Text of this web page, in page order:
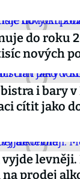
do roku
nových
i bary v
cítit jako
vyjde
prodej